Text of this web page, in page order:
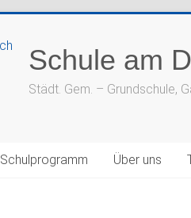
Schule am
Städt. Gem. – Grundschule,
Schulprogramm Über uns